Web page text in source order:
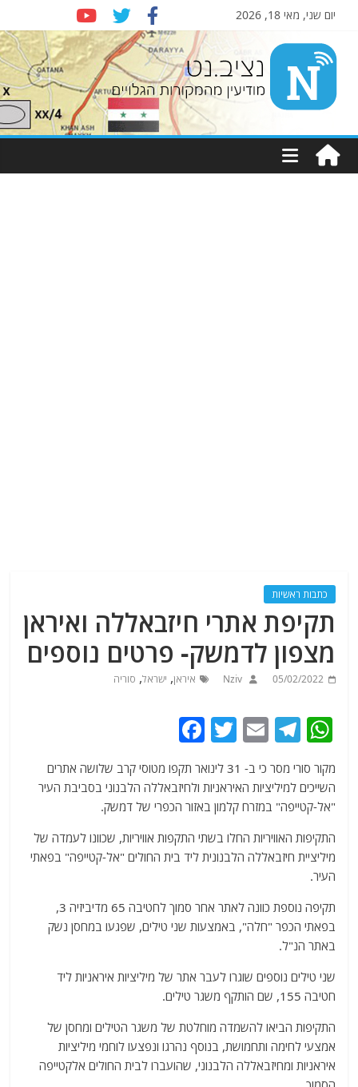
יום שני, מאי 18, 2026
Nziv.net
מודיעין
מהמקורות
כתבות ראשיות
תקיפת אתרי חיזבאללה ואיראן
מצפון לדמשק- פרטים נוספים
05/02/2022
Nziv איראן, ישראל, סוריה
W
at
s
A
p
T
e
g
ra
m
E
m
ai
l
T
itt
er
c
e
b
o
k
מקור סורי מסר כי ב- 31 לינואר תקפו מטוסי קרב שלושה אתרים
השייכים למיליציות האיראניות ולחיזבאללה הלבנוני בסביבת העיר
"אל-קטייפה" במזרח קלמון באזור הכפרי של דמשק.
התקיפות האוויריות החלו בשתי התקפות אוויריות, שכוונו לעמדה של
מיליציית חיזבאללה הלבנונית ליד בית החולים "אל-קטייפה" בפאתי
העיר.
תקיפה נוספת כוונה לאתר אחר סמוך לחטיבה 65 מדיביזיה 3,
בפאתי הכפר "חלה", באמצעות שני טילים, שפגעו במחסן נשק
באתר הנ"ל.
שני טילים נוספים שוגרו לעבר אתר של מיליציות איראניות ליד
חטיבה 155, שם הותקף משגר טילים.
התקיפות הביאו להשמדה מוחלטת של משגר הטילים ומחסן של
אמצעי לחימה ותחמושת, בנוסף נהרגו ונפצעו לוחמי מיליציות
איראניות ומחיזבאללה הלבנוני, שהועברו לבית החולים אלקטייפה